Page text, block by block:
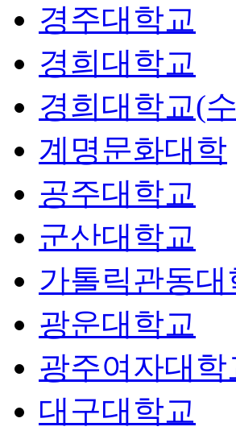
경주대학교
경희대학교
경희대학교(
계명문화대학
공주대학교
군산대학교
가톨릭관동대
광운대학교
광주여자대학
대구대학교